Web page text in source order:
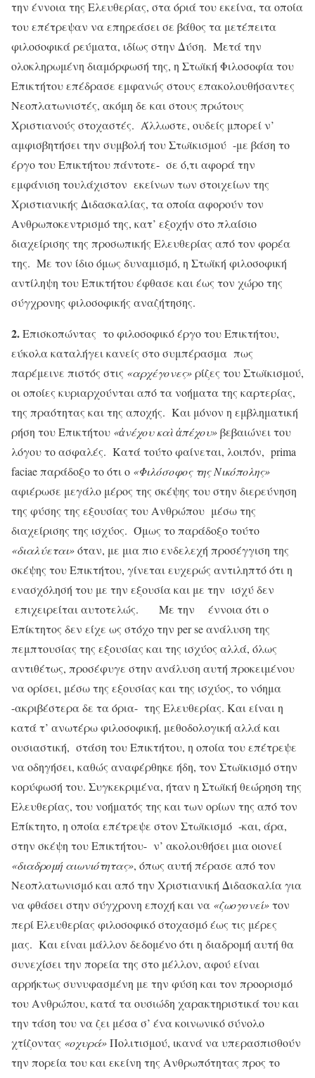
την έννοια της Ελευθερίας, στα όριά του εκείνα, τα οποία
του επέτρεψαν να επηρεάσει σε βάθος τα μετέπειτα
φιλοσοφικά ρεύματα, ιδίως στην Δύση. Μετά την
ολοκληρωμένη διαμόρφωσή της, η Στωϊκή Φιλοσοφία του
Επικτήτου επέδρασε εμφανώς στους επακολουθήσαντες
Νεοπλατωνιστές, ακόμη δε και στους πρώτους
Χριστιανούς στοχαστές. Άλλωστε, ουδείς μπορεί ν’
αμφισβητήσει την συμβολή του Στωϊκισμού -με βάση το
έργο του Επικτήτου πάντοτε- σε ό,τι αφορά την
εμφάνιση τουλάχιστον εκείνων των στοιχείων της
Χριστιανικής Διδασκαλίας, τα οποία αφορούν τον
Ανθρωποκεντρισμό της, κατ’ εξοχήν στο πλαίσιο
διαχείρισης της προσωπικής Ελευθερίας από τον φορέα
της. Με τον ίδιο όμως δυναμισμό, η Στωϊκή φιλοσοφική
αντίληψη του Επικτήτου έφθασε και έως τον χώρο της
σύγχρονης φιλοσοφικής αναζήτησης.
2.Επισκοπώντας το φιλοσοφικό έργο του Επικτήτου,
εύκολα καταλήγει κανείς στο συμπέρασμα πως
παρέμεινε πιστός στις «αρχέγονες»ρίζες του Στωϊκισμού,
οι οποίες κυριαρχούνται από τα νοήματα της καρτερίας,
της πραότητας και της αποχής. Και μόνον η εμβληματική
ρήση του Επικτήτου «ἀνέχου καὶἀπέχου»βεβαιώνει του
λόγου το ασφαλές. Κατά τούτο φαίνεται, λοιπόν, prima
faciae παράδοξο το ότι ο «Φιλόσοφος της Νικόπολης»
αφιέρωσε μεγάλο μέρος της σκέψης του στην διερεύνηση
της φύσης της εξουσίας του Ανθρώπου μέσω της
διαχείρισης της ισχύος. Όμως το παράδοξο τούτο
«διαλύεται»όταν, με μια πιο ενδελεχή προσέγγιση της
σκέψης του Επικτήτου, γίνεται ευχερώς αντιληπτό ότι η
ενασχόλησή του με την εξουσία και με την ισχύ δεν
επιχειρείται αυτοτελώς. Με την έννοια ότι ο
Επίκτητος δεν είχε ως στόχο την per se ανάλυση της
πεμπτουσίας της εξουσίας και της ισχύος αλλά, όλως
αντιθέτως, προσέφυγε στην ανάλυση αυτή προκειμένου
να ορίσει, μέσω της εξουσίας και της ισχύος, το νόημα
-ακριβέστερα δε τα όρια- της Ελευθερίας. Και είναι η
κατά τ’ ανωτέρω φιλοσοφική, μεθοδολογική αλλά και
ουσιαστική, στάση του Επικτήτου, η οποία του επέτρεψε
να οδηγήσει, καθώς αναφέρθηκε ήδη, τον Στωϊκισμό στην
κορύφωσή του. Συγκεκριμένα, ήταν η Στωϊκή θεώρηση της
Ελευθερίας, του νοήματός της και των ορίων της από τον
Επίκτητο, η οποία επέτρεψε στον Στωϊκισμό -και, άρα,
στην σκέψη του Επικτήτου- ν’ ακολουθήσει μια οιονεί
«διαδρομή αιωνιότητας», όπως αυτή πέρασε από τον
Νεοπλατωνισμό και από την Χριστιανική Διδασκαλία για
να φθάσει στην σύγχρονη εποχή και να «ζωογονεί»τον
περί Ελευθερίας φιλοσοφικό στοχασμό έως τις μέρες
μας. Και είναι μάλλον δεδομένο ότι η διαδρομή αυτή θα
συνεχίσει την πορεία της στο μέλλον, αφού είναι
αρρήκτως συνυφασμένη με την φύση και τον προορισμό
του Ανθρώπου, κατά τα ουσιώδη χαρακτηριστικά του και
την τάση του να ζει μέσα σ’ ένα κοινωνικό σύνολο
χτίζοντας «οχυρά»Πολιτισμού, ικανά να υπερασπισθούν
την πορεία του και εκείνη της Ανθρωπότητας προς το